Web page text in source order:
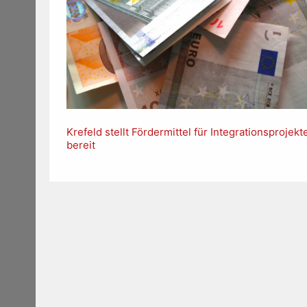
Krefeld stellt Fördermittel für
bereit